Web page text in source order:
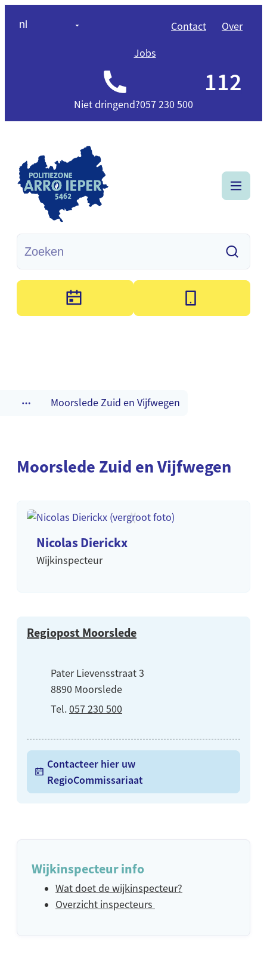
Niet dringend?057 230 500
112
Contact Over
Jobs
nl
Politiezone Arro Ieper
Waarmee kunnen we jou helpen?
Menu
Toon alle broodkruimel items
Moorslede Zuid en Vijfwegen
Moorslede Zuid en Vijfwegen
Nicolas Dierickx
Wijkinspecteur
Regiopost Moorslede
AdresPater Lievensstraat 3
,8890 Moorslede
057 230 500
Contacteer hier uw
RegioCommissariaat
Wijkinspecteur info
Wat doet de wijkinspecteur?
Overzicht inspecteurs